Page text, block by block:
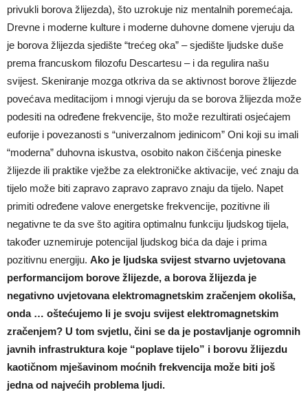
privukli borova žlijezda), što uzrokuje niz mentalnih poremećaja.
Drevne i moderne kulture i moderne duhovne domene vjeruju da
je borova žlijezda sjedište “trećeg oka” – sjedište ljudske duše
prema francuskom filozofu Descartesu – i da regulira našu
svijest. Skeniranje mozga otkriva da se aktivnost borove žlijezde
povećava meditacijom i mnogi vjeruju da se borova žlijezda može
podesiti na određene frekvencije, što može rezultirati osjećajem
euforije i povezanosti s “univerzalnom jedinicom” Oni koji su imali
“moderna” duhovna iskustva, osobito nakon čišćenja pineske
žlijezde ili praktike vježbe za elektroničke aktivacije, već znaju da
tijelo može biti zapravo zapravo zapravo znaju da tijelo. Napet
primiti određene valove energetske frekvencije, pozitivne ili
negativne te da sve što agitira optimalnu funkciju ljudskog tijela,
također uznemiruje potencijal ljudskog bića da daje i prima
pozitivnu energiju. Ako je ljudska svijest stvarno uvjetovana
performancijom borove žlijezde, a borova žlijezda je
negativno uvjetovana elektromagnetskim zračenjem okoliša,
onda … oštećujemo li je svoju svijest elektromagnetskim
zračenjem? U tom svjetlu, čini se da je postavljanje ogromnih
javnih infrastruktura koje “poplave tijelo” i borovu žlijezdu
kaotičnom mješavinom moćnih frekvencija može biti još
jedna od najvećih problema ljudi.